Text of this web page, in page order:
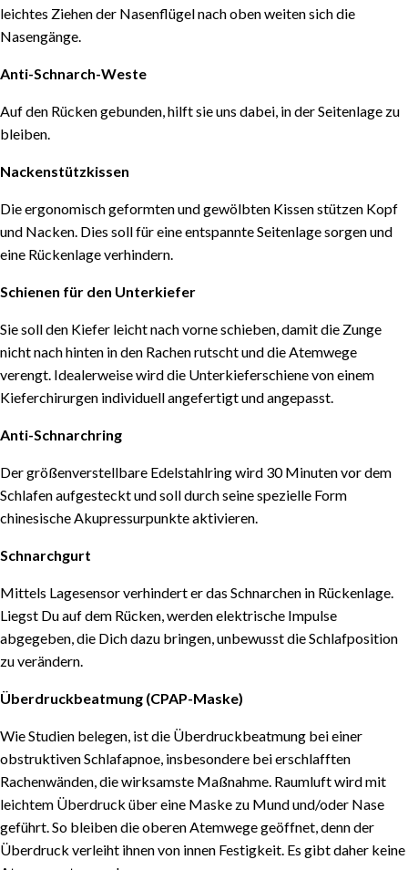
leichtes Ziehen der Nasenflügel nach oben weiten sich die
Nasengänge.
Anti-Schnarch-Weste
Auf den Rücken gebunden, hilft sie uns dabei, in der Seitenlage zu
bleiben.
Nackenstützkissen
Die ergonomisch geformten und gewölbten Kissen stützen Kopf
und Nacken. Dies soll für eine entspannte Seitenlage sorgen und
eine Rückenlage verhindern.
Schienen für den Unterkiefer
Sie soll den Kiefer leicht nach vorne schieben, damit die Zunge
nicht nach hinten in den Rachen rutscht und die Atemwege
verengt. Idealerweise wird die Unterkieferschiene von einem
Kieferchirurgen individuell angefertigt und angepasst.
Anti-Schnarchring
Der größenverstellbare Edelstahlring wird 30 Minuten vor dem
Schlafen aufgesteckt und soll durch seine spezielle Form
chinesische Akupressurpunkte aktivieren.
Schnarchgurt
Mittels Lagesensor verhindert er das Schnarchen in Rückenlage.
Liegst Du auf dem Rücken, werden elektrische Impulse
abgegeben, die Dich dazu bringen, unbewusst die Schlafposition
zu verändern.
Überdruckbeatmung (CPAP-Maske)
Wie Studien belegen, ist die Überdruckbeatmung bei einer
obstruktiven Schlafapnoe, insbesondere bei erschlafften
Rachenwänden, die wirksamste Maßnahme. Raumluft wird mit
leichtem Überdruck über eine Maske zu Mund und/oder Nase
geführt. So bleiben die oberen Atemwege geöffnet, denn der
Überdruck verleiht ihnen von innen Festigkeit. Es gibt daher keine